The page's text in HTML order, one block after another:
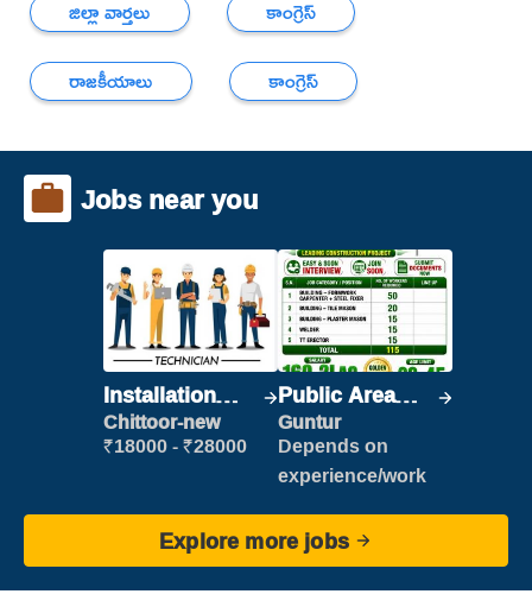
జిల్లా వార్తలు
కాంగ్రెస్
రాజకీయాలు
కాంగ్రెస్
Jobs near you
Installation
Engineer/
Helper
Chittoor-new
₹18000 - ₹28000
Public Area
Cleaner
Guntur
Depends on
experience/work
Explore more jobs